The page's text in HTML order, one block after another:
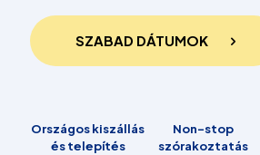
SZABAD DÁTUMOK
Országos kiszállás
és telepítés
Non-stop
szórakoztatás